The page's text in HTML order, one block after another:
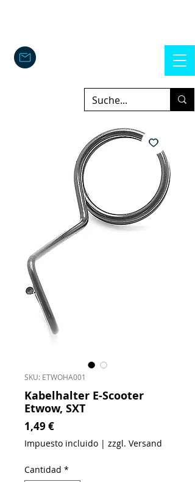
SKU: ETWOHA001
Kabelhalter E-Scooter
Etwow, SXT
1,49 €Precio
Impuesto incluido | zzgl. Versand
Cantidad *